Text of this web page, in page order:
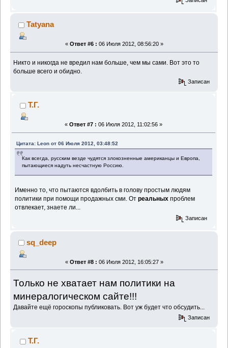
Tatyana
« Ответ #6 : 06 Июля 2012, 08:56:20 »
Никто и никогда не вредил нам больше, чем мы сами. Вот это то
больше всего и обидно.
Записан
Т.Г.
« Ответ #7 : 06 Июля 2012, 11:02:56 »
Цитата: Leon от 06 Июля 2012, 03:48:52
Как всегда, русским везде чудятся злокозненные американцы и Европа,
пытающиеся надуть несчастную Россию.
Именно то, что пытаются вдолбить в голову простым людям
политики при помощи продажных сми. Отреальных проблем
отвлекает, знаете ли...
Записан
sq_deep
« Ответ #8 : 06 Июля 2012, 16:05:27 »
Только не хватает нам политики на
минералогическом сайте!!!
Давайте ещё гороскопы публиковать. Вот уж будет что обсудить...
Записан
Т.Г.